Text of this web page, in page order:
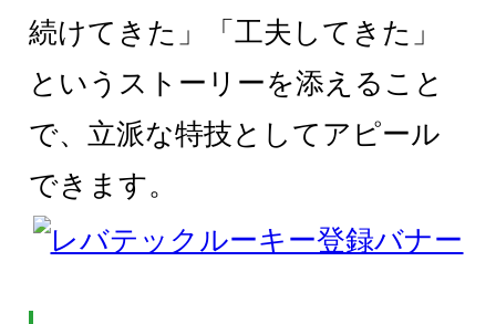
続けてきた」「工夫してきた」
というストーリーを添えること
で、立派な特技としてアピール
できます。